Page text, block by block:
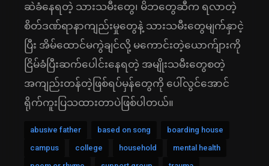
ဆဲခံနေရတဲ့ သားသမီးတွေ၊ မိဘတွေဆီက ရလာတဲ့
စိတ်ဒဏ်ရာနာကျည်းမှုတွေနဲ့ သားသမီးတွေမျက်နှာငဲ့
ပြီး အိမ်ထောင်မကွဲချင်လို့ မကောင်းတဲ့ယောက်ျားကို
ငြိမ်ခံပြီးဆက်ပေါင်းနေရတဲ့ အမျိုးသမီးတွေစတဲ့
အကျည်းတန်တဲ့ဖြစ်ရပ်မှန်တွေကို ပေါ်လွင်အောင်
ရိုက်ကူးပြသထားတာပဲဖြစ်ပါတယ်။
abusive father based on song
boarding house
campus
college household
mental health